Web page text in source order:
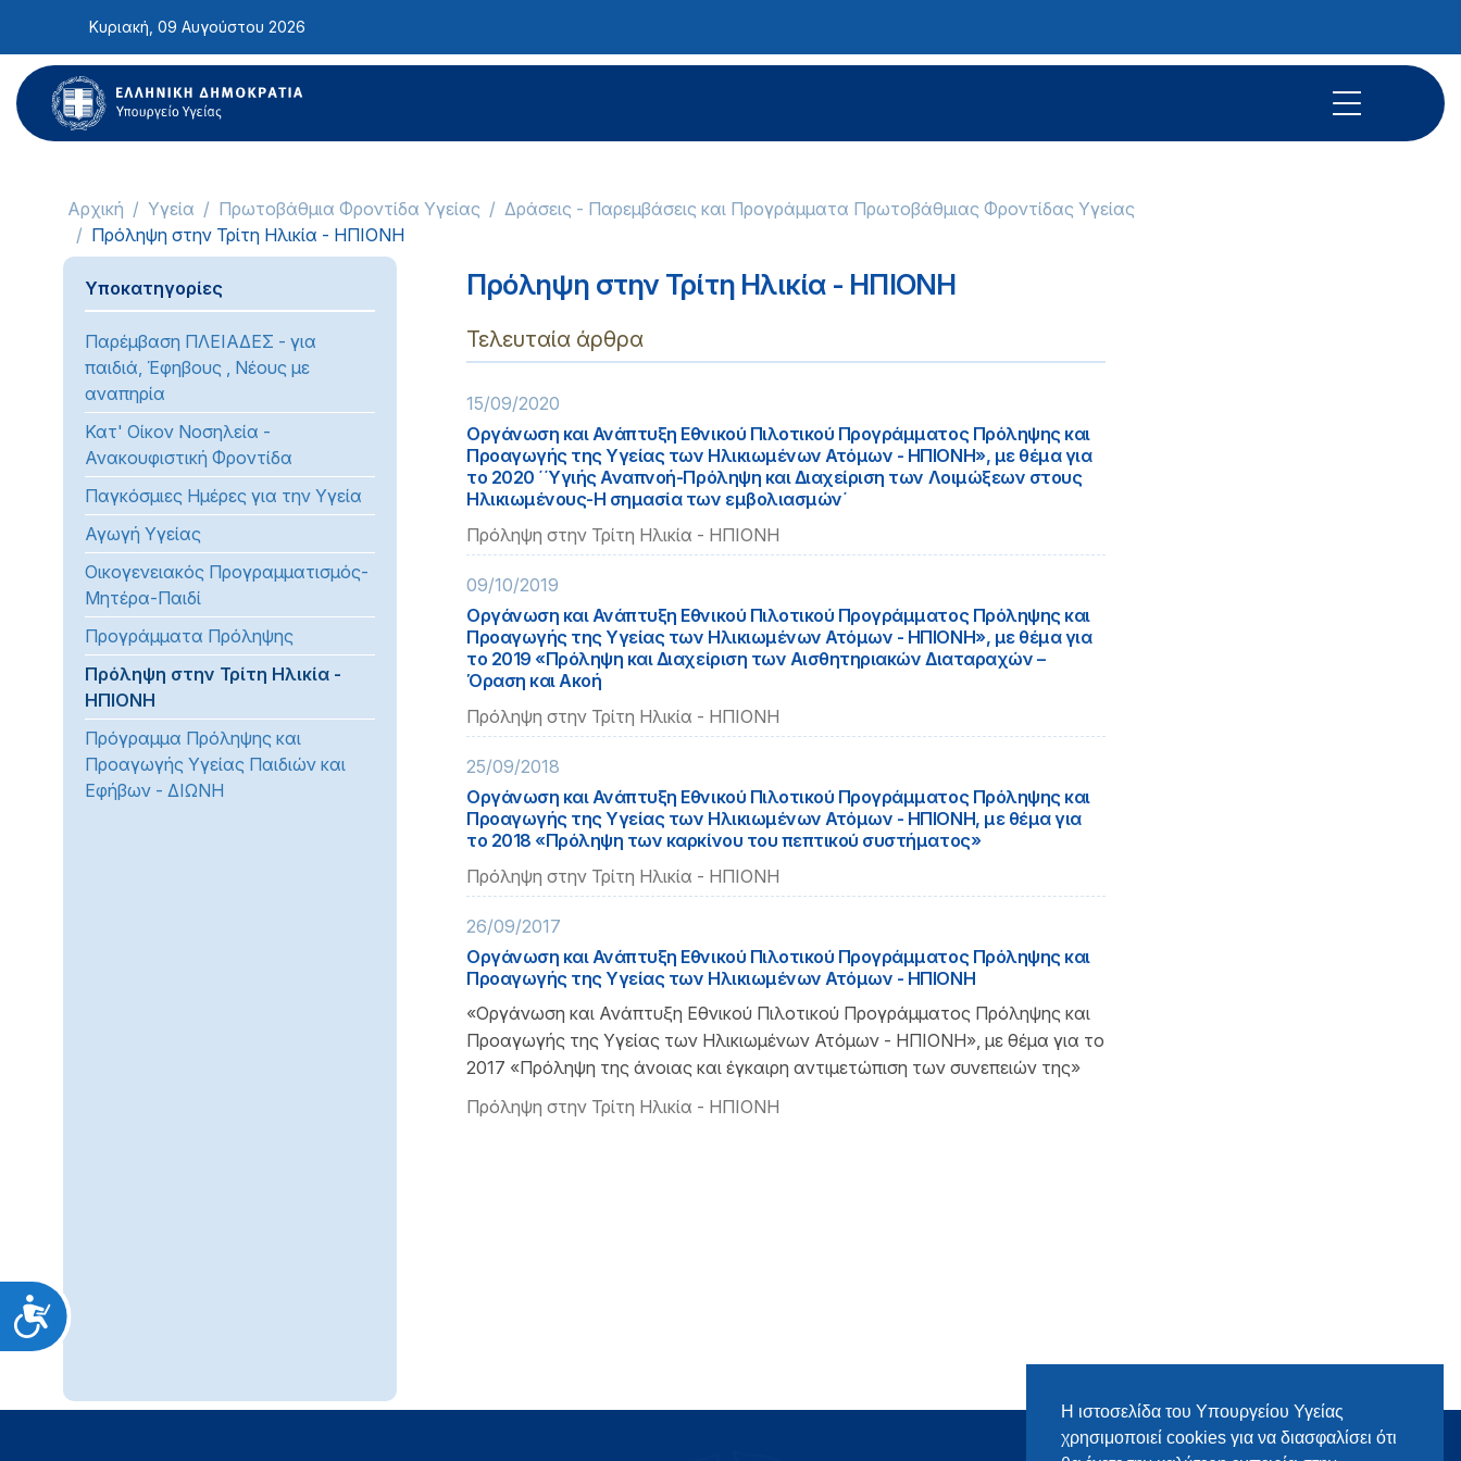
Η ιστοσελίδα του Υπουργείου Υγείας
χρησιμοποιεί cookies για να διασφαλίσει ότι
ιστότοπος
περιλαμβάνει
προσβασιμότητας.
Πατήστε
προσαρμόσετε
προβλήματα
χρησιμοποιούν
πρόγραμμα
ανάγνωσης
Προσιτότητα
Κυριακή, 09 Αυγούστου 2026
Αρχική Υγεία Πρωτοβάθμια Φροντίδα Υγείας
Δράσεις - Παρεμβάσεις και Προγράμματα Πρωτοβάθμιας Φροντίδας Υγείας
Πρόληψη στην Τρίτη Ηλικία - ΗΠΙΟΝΗ
Υποκατηγορίες
Παρέμβαση ΠΛΕΙΑΔΕΣ - για
παιδιά, Έφηβους , Νέους με
αναπηρία
Κατ' Οίκον Νοσηλεία -
Ανακουφιστική Φροντίδα
Παγκόσμιες Ημέρες για την Υγεία
Αγωγή Υγείας
Οικογενειακός Προγραμματισμός-
Μητέρα-Παιδί
Προγράμματα Πρόληψης
Πρόληψη στην Τρίτη Ηλικία -
ΗΠΙΟΝΗ
Πρόγραμμα Πρόληψης και
Προαγωγής Υγείας Παιδιών και
Εφήβων - ΔΙΩΝΗ
Πρόληψη στην Τρίτη Ηλικία - ΗΠΙΟΝΗ
Τελευταία άρθρα
15/09/2020
Οργάνωση και Ανάπτυξη Εθνικού Πιλοτικού Προγράμματος Πρόληψης και
Προαγωγής της Υγείας των Ηλικιωμένων Ατόμων - ΗΠΙΟΝΗ», με θέμα για
το 2020 ΄΄Υγιής Αναπνοή-Πρόληψη και Διαχείριση των Λοιμώξεων στους
Ηλικιωμένους-Η σημασία των εμβολιασμών΄
Πρόληψη στην Τρίτη Ηλικία - ΗΠΙΟΝΗ
09/10/2019
Οργάνωση και Ανάπτυξη Εθνικού Πιλοτικού Προγράμματος Πρόληψης και
Προαγωγής της Υγείας των Ηλικιωμένων Ατόμων - ΗΠΙΟΝΗ», με θέμα για
το 2019 «Πρόληψη και Διαχείριση των Αισθητηριακών Διαταραχών –
Όραση και Ακοή
Πρόληψη στην Τρίτη Ηλικία - ΗΠΙΟΝΗ
25/09/2018
Οργάνωση και Ανάπτυξη Εθνικού Πιλοτικού Προγράμματος Πρόληψης και
Προαγωγής της Υγείας των Ηλικιωμένων Ατόμων - ΗΠΙΟΝΗ, με θέμα για
το 2018 «Πρόληψη των καρκίνου του πεπτικού συστήματος»
Πρόληψη στην Τρίτη Ηλικία - ΗΠΙΟΝΗ
26/09/2017
Οργάνωση και Ανάπτυξη Εθνικού Πιλοτικού Προγράμματος Πρόληψης και
Προαγωγής της Υγείας των Ηλικιωμένων Ατόμων - ΗΠΙΟΝΗ
«Οργάνωση και Ανάπτυξη Εθνικού Πιλοτικού Προγράμματος Πρόληψης και
Προαγωγής της Υγείας των Ηλικιωμένων Ατόμων - ΗΠΙΟΝΗ», με θέμα για το
2017 «Πρόληψη της άνοιας και έγκαιρη αντιμετώπιση των συνεπειών της»
Πρόληψη στην Τρίτη Ηλικία - ΗΠΙΟΝΗ